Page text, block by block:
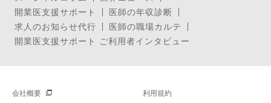
開業医支援サポート
医師の年収診断
求人のお知らせ代行
医師の職場カルテ
開業医支援サポート ご利用者インタビュー
会社概要 利用規約